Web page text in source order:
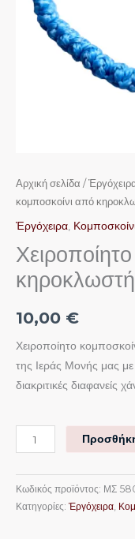
Αρχική σελίδα /
κομποσκοίνι από
Ἐργόχειρα
κηροκλωστή
10,00 €
Χειροποίητο
της Ιεράς Μονής μας
διακριτικές διαφανείς
Κωδικός προϊόντος: ΜΣ
Κατηγορίες: Ἐργόχειρα